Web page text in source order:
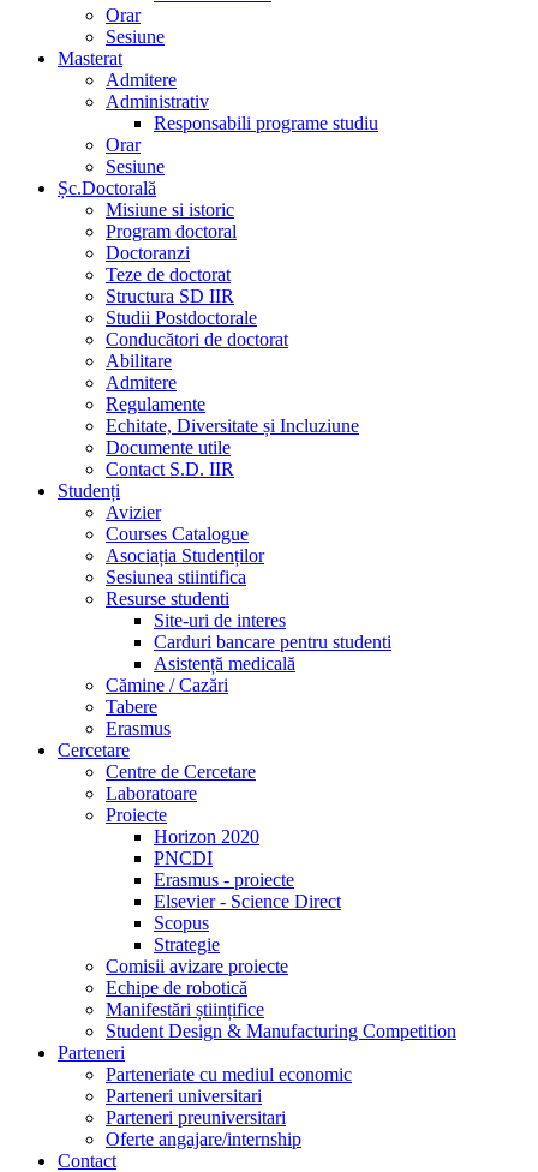
Orar
Sesiune
Masterat
Admitere
Administrativ
Responsabili programe studiu
Orar
Sesiune
Șc.Doctorală
Misiune si istoric
Program doctoral
Doctoranzi
Teze de doctorat
Structura SD IIR
Studii Postdoctorale
Conducători de doctorat
Abilitare
Admitere
Regulamente
Echitate, Diversitate și Incluziune
Documente utile
Contact S.D. IIR
Studenți
Avizier
Courses Catalogue
Asociația Studenților
Sesiunea stiintifica
Resurse studenti
Site-uri de interes
Carduri bancare pentru studenti
Asistență medicală
Cămine / Cazări
Tabere
Erasmus
Cercetare
Centre de Cercetare
Laboratoare
Proiecte
Horizon 2020
PNCDI
Erasmus - proiecte
Elsevier - Science Direct
Scopus
Strategie
Comisii avizare proiecte
Echipe de robotică
Manifestări științifice
Student Design & Manufacturing Competition
Parteneri
Parteneriate cu mediul economic
Parteneri universitari
Parteneri preuniversitari
Oferte angajare/internship
Contact